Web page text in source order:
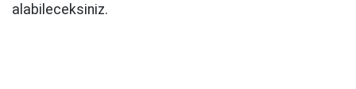
alabileceksiniz.